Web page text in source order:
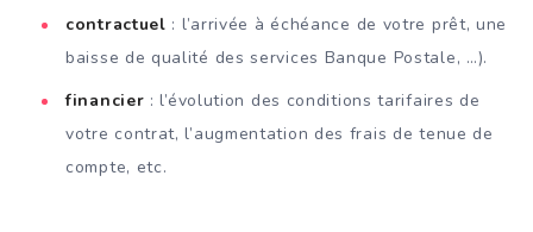
contractuel : l’arrivée à échéance de votre prêt, une
baisse de qualité des services Banque Postale, …).
financier : l’évolution des conditions tarifaires de
votre contrat, l’augmentation des frais de tenue de
compte, etc.